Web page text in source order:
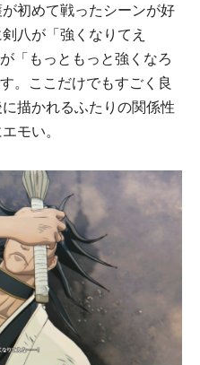
初めて戦ったシーンが好
八が「強くなりてえ
「もっともっと強くなろ
。ここだけでもすごく良
描かれるふたりの関係性
モい。